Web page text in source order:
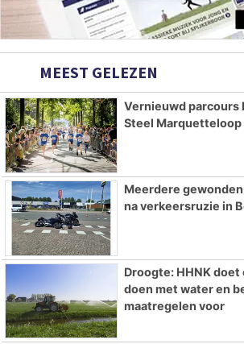
MEEST GELEZEN
Vernieuwd parcours
Steel Marquetteloop
Meerdere
na verkeersruzie in
Droogte: HHNK
doen met water en
maatregelen voor